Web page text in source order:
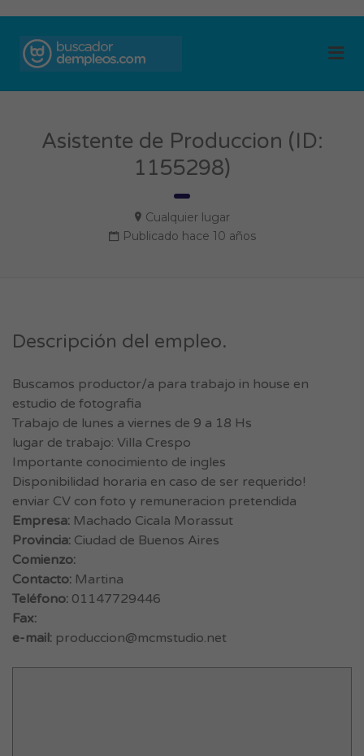
Asistente de Produccion (ID:
1155298)
Cualquier lugar
Publicado hace 10 años
Descripción del empleo.
Buscamos productor/a para trabajo in house en
estudio de fotografia
Trabajo de lunes a viernes de 9 a 18 Hs
lugar de trabajo: Villa Crespo
Importante conocimiento de ingles
Disponibilidad horaria en caso de ser requerido!
enviar CV con foto y remuneracion pretendida
Empresa: Machado Cicala Morassut
Provincia: Ciudad de Buenos Aires
Comienzo:
Contacto: Martina
Teléfono: 01147729446
Fax:
e-mail: produccion@mcmstudio.net